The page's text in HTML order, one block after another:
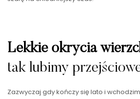
Lekkie okrycia
tak lubimy
Zazwyczaj gdy kończy się lato i